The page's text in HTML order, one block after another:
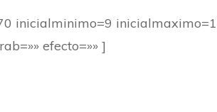
inicialminimo=9
efecto=»» ]